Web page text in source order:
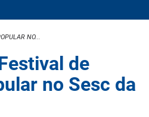
NO...
de
no Sesc da